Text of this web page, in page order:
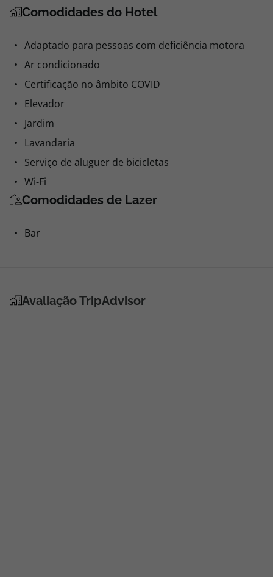
Comodidades do Hotel
Adaptado para pessoas com deficiência motora
Ar condicionado
Certificação no âmbito COVID
Elevador
Jardim
Lavandaria
Serviço de aluguer de bicicletas
Wi-Fi
Comodidades de Lazer
Bar
Avaliação TripAdvisor